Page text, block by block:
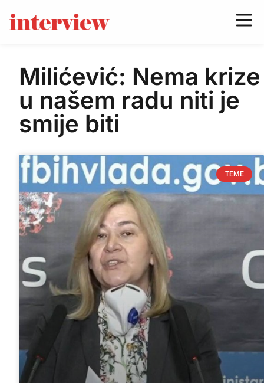
Milićević: Nema krize
u našem radu niti je
smije biti
TEME